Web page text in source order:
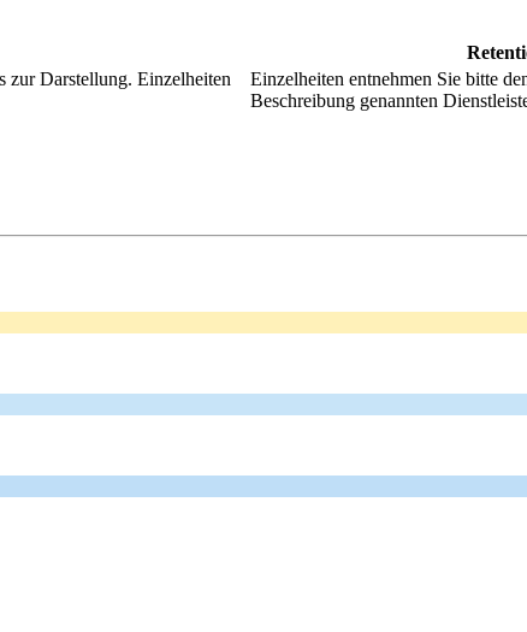
zur Darstellung. Einzelheiten
Einzelheiten entnehmen Sie bitte
Beschreibung genannten